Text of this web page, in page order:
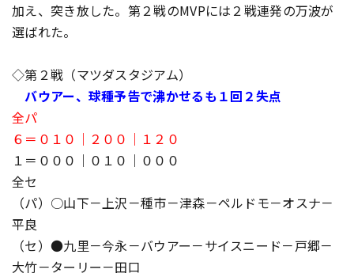
加え、突き放した。第２戦のMVPには２戦連発の万波が
選ばれた。
◇第２戦（マツダスタジアム）
バウアー、球種予告で沸かせるも１回２失点
全パ
６＝０１０｜２００｜１２０
１＝０００｜０１０｜０００
全セ
（パ）○山下－上沢－種市－津森－ペルドモ－オスナ－
平良
（セ）●九里－今永－バウアー－サイスニード－戸郷－
大竹－ターリー－田口